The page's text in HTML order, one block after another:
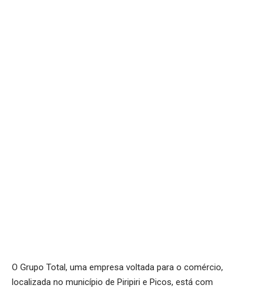
O Grupo Total, uma empresa voltada para o comércio,
localizada no município de Piripiri e Picos, está com